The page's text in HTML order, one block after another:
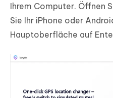
Ihrem Computer. Öffnen
Sie Ihr iPhone oder
Hauptoberfläche auf